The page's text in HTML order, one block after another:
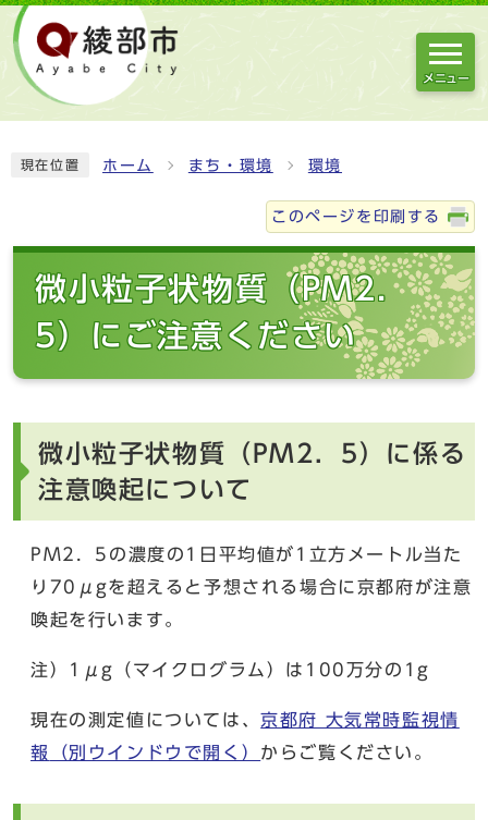
メニュー
現在位置 ホーム まち・環境 環境
このページを印刷する
微小粒子状物質（PM2．
5）にご注意ください
微小粒子状物質（PM2．5）に係る
注意喚起について
PM2．5の濃度の1日平均値が1立方メートル当た
り70μgを超えると予想される場合に京都府が注意
喚起を行います。
注）1μg（マイクログラム）は100万分の1g
現在の測定値については、京都府 大気常時監視情
報
（別ウインドウで開く） からご覧ください。